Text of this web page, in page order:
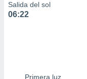
Salida del sol
06:22
Primera luz